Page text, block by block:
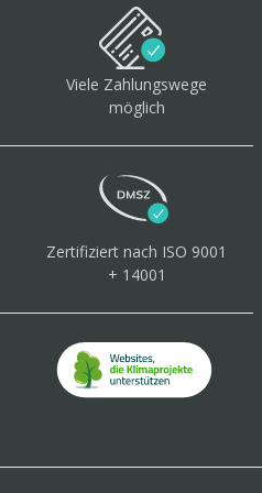
Viele Zahlungswege
möglich
Zertifiziert nach ISO 9001
+ 14001